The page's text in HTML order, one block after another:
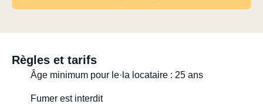
Règles et tarifs
Âge minimum pour le·la locataire : 25 ans
Fumer est interdit